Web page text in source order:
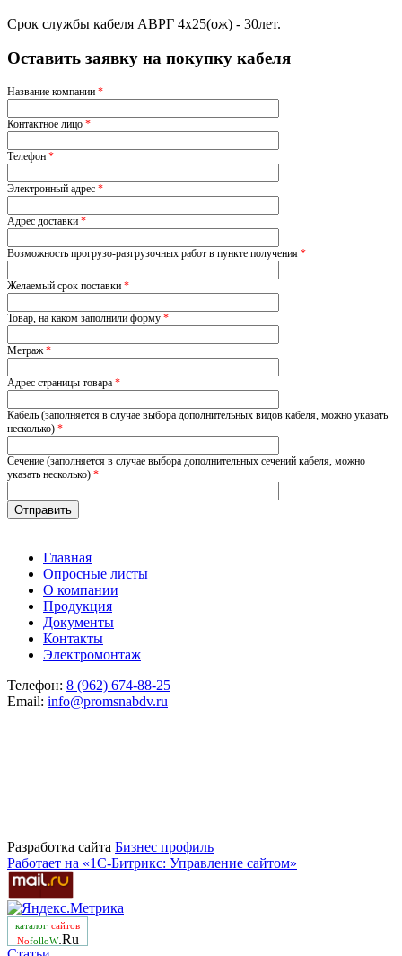
Срок службы кабеля АВРГ 4х25(ож) - 30лет.
Оставить заявку на покупку кабеля
Название компании *
Контактное лицо *
Телефон *
Электронный адрес *
Адрес доставки *
Возможность прогрузо-разгрузочных работ в пункте получения *
Желаемый срок поставки *
Товар, на каком заполнили форму *
Метраж*
Адрес страницы товара *
Кабель (заполняется в случае выбора дополнительных видов кабеля, можно указать
несколько) *
Сечение (заполняется в случае выбора дополнительных сечений кабеля, можно
указать несколько) *
Главная
Опросные листы
О компании
Продукция
Документы
Контакты
Электромонтаж
Телефон: 8 (962) 674-88-25
Email: info@promsnabdv.ru
Разработка сайта Бизнеc профиль
Работает на «1С-Битрикс: Управление сайтом»
каталог сайтов
NofolloW.Ru